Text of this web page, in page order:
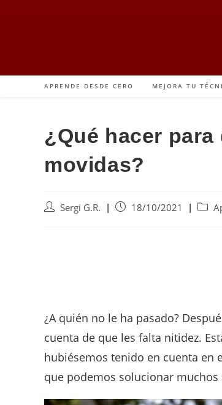
APRENDE DESDE CERO MEJORA TU
¿Qué hacer
movidas?
Sergi G.R. 18/10/2021
¿A quién no le ha pasado?
cuenta de que les falta nitidez.
hubiésemos tenido en cuenta en
que podemos solucionar